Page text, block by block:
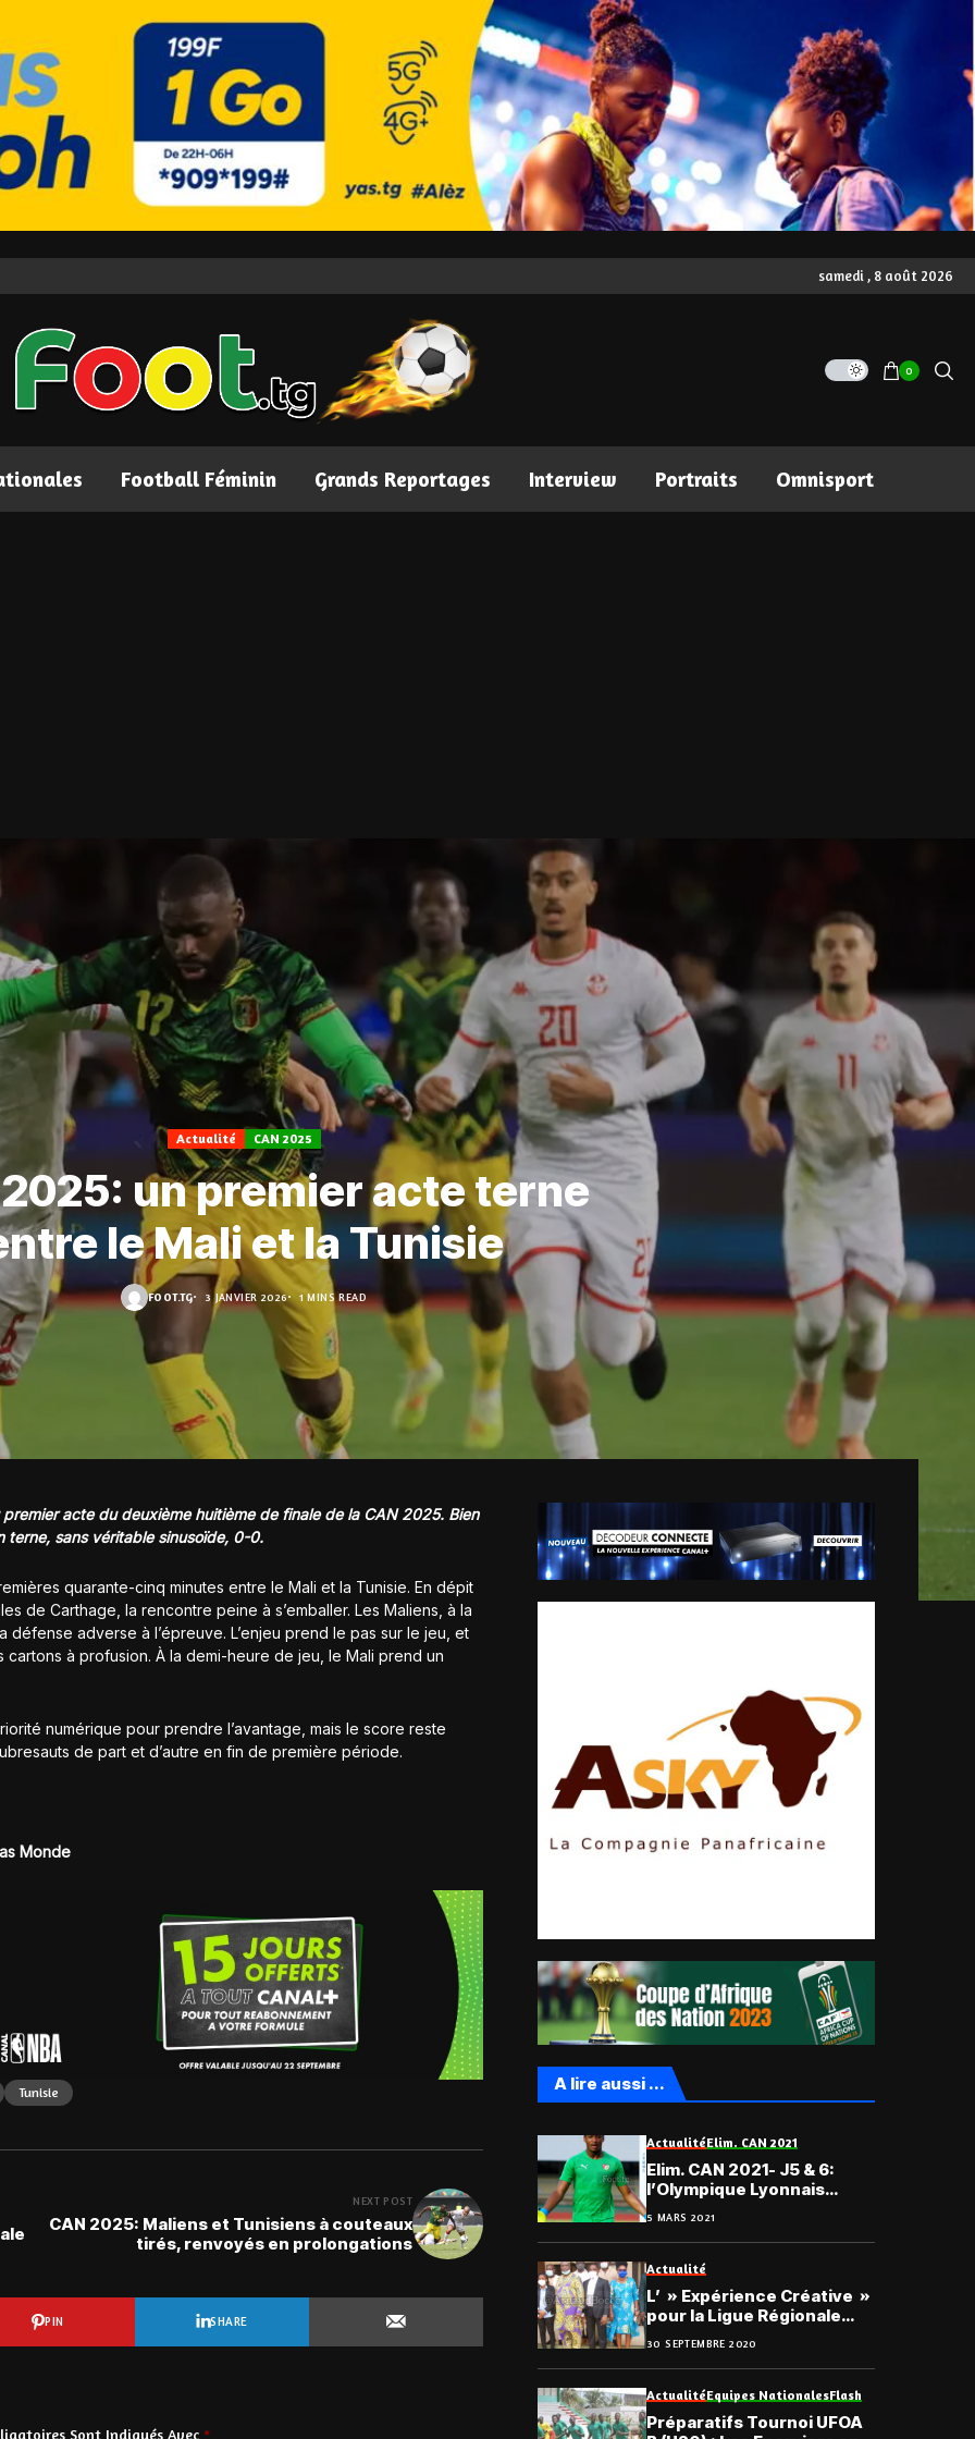
samedi , 8 août 2026
0
Football Féminin Grands Reportages Interview Portraits Omnisport
Actualité CAN 2025
un premier acte terne
le Mali et la Tunisie
FOOT.TG 3 JANVIER 2026 1 MINS READ
acte du deuxième huitième de finale de la CAN 2025. Bien
terne, sans véritable sinusoïde, 0-0.
quarante-cinq minutes entre le Mali et la Tunisie. En dépit
de Carthage, la rencontre peine à s’emballer. Les Maliens, à la
adverse à l’épreuve. L’enjeu prend le pas sur le jeu, et
à profusion. À la demi-heure de jeu, le Mali prend un
numérique pour prendre l’avantage, mais le score reste
de part et d’autre en fin de première période.
Monde
Tunisie
NEXT POST
CAN 2025: Maliens et Tunisiens à couteaux
tirés, renvoyés en prolongations
PIN SHARE
Sont Indiqués Avec *
A lire aussi ...
ActualitéElim. CAN 2021
Elim. CAN 2021- J5 & 6:
l’Olympique Lyonnais
bloque Malcolm Barcola
5 MARS 2021
Actualité
L’ » Expérience Créative »
pour la Ligue Régionale
Lomé-Golfe
30 SEPTEMBRE 2020
ActualitéEquipes NationalesFlash
Préparatifs Tournoi UFOA